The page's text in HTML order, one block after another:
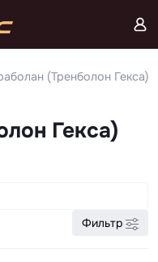
(Тренболон Гекса)
Гекса)
Фильтр